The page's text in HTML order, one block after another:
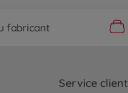
fabricant
Service client